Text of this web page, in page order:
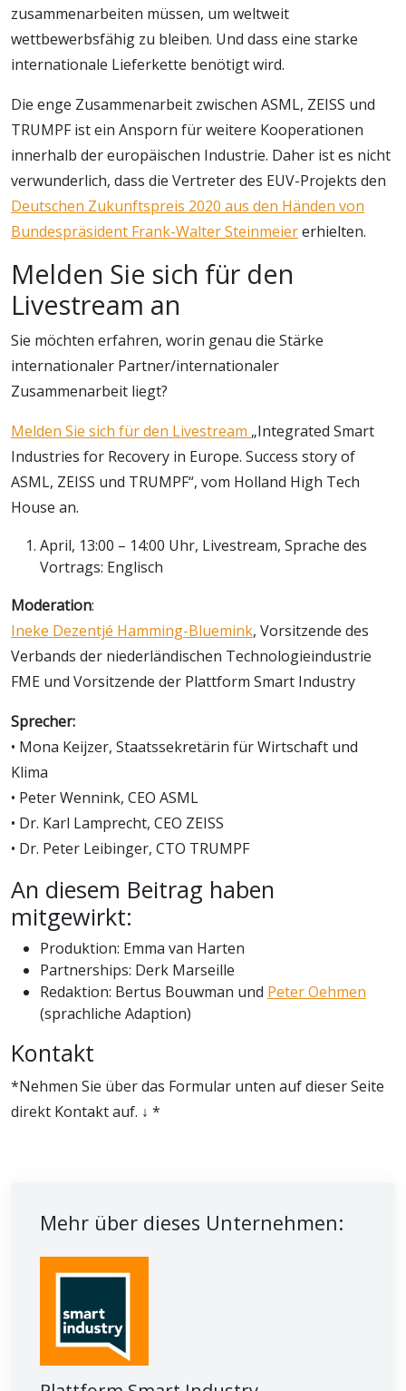
zusammenarbeiten müssen, um weltweit
wettbewerbsfähig zu bleiben. Und dass eine starke
internationale Lieferkette benötigt wird.
Die enge Zusammenarbeit zwischen ASML, ZEISS und
TRUMPF ist ein Ansporn für weitere Kooperationen
innerhalb der europäischen Industrie. Daher ist es nicht
verwunderlich, dass die Vertreter des EUV-Projekts den
Deutschen Zukunftspreis 2020 aus den Händen von
Bundespräsident Frank-Walter Steinmeiererhielten.
Melden Sie sich für den
Livestream an
Sie möchten erfahren, worin genau die Stärke
internationaler Partner/internationaler
Zusammenarbeit liegt?
Melden Sie sich für den Livestream „Integrated Smart
Industries for Recovery in Europe. Success story of
ASML, ZEISS und TRUMPF“, vom Holland High Tech
House an.
April, 13:00 – 14:00 Uhr, Livestream, Sprache des
Vortrags: Englisch
Moderation:
Ineke Dezentjé Hamming-Bluemink, Vorsitzende des
Verbands der niederländischen Technologieindustrie
FME und Vorsitzende der Plattform Smart Industry
Sprecher:
• Mona Keijzer, Staatssekretärin für Wirtschaft und
Klima
• Peter Wennink, CEO ASML
• Dr. Karl Lamprecht, CEO ZEISS
• Dr. Peter Leibinger, CTO TRUMPF
An diesem Beitrag haben
mitgewirkt:
Produktion: Emma van Harten
Partnerships: Derk Marseille
Redaktion: Bertus Bouwman und Peter Oehmen
(sprachliche Adaption)
Kontakt
*Nehmen Sie über das Formular unten auf dieser Seite
direkt Kontakt auf. ↓ *
Mehr über dieses Unternehmen: